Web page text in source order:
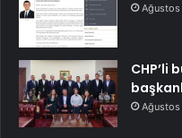
Ağustos
CHP’li
Ağustos